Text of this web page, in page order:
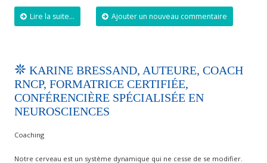
Lire la suite... Ajouter un nouveau commentaire
KARINE BRESSAND, AUTEURE, COACH
RNCP, FORMATRICE CERTIFIÉE,
CONFÉRENCIÈRE SPÉCIALISÉE EN
NEUROSCIENCES
Coaching
Notre cerveau est un système dynamique qui ne cesse de se modifier.